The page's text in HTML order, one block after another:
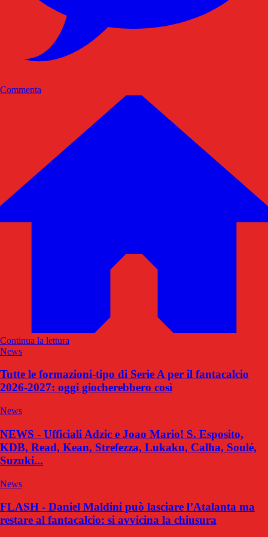
Commenta
Continua la lettura
News
Tutte le formazioni-tipo di Serie A per il fantacalcio
2026-2027: oggi giocherebbero così
News
NEWS - Ufficiali Adzic e Joao Mario! S. Esposito,
KDB, Read, Kean, Strefezza, Lukaku, Calha, Soulé,
Suzuki...
News
FLASH - Daniel Maldini può lasciare l’Atalanta ma
restare al fantacalcio: si avvicina la chiusura